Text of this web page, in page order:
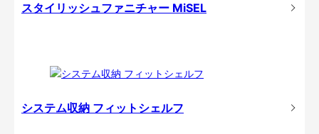
スタイリッシュファニチャー MiSEL
システム収納 フィットシェルフ